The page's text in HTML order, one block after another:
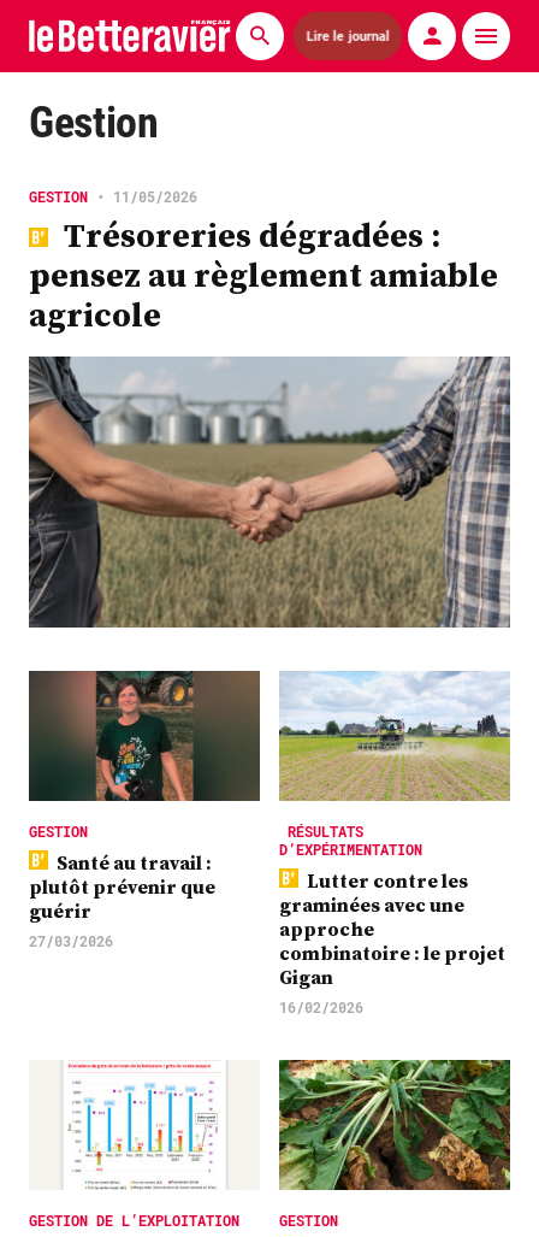
Lire le journal
Actualités
Agronomie
Matériels
La technique ITB
Pommes de terre
Guides pratiques
Chasse
Plus
Gestion
GESTION • 11/05/2026
Trésoreries dégradées :
pensez au règlement amiable
agricole
GESTION
Santé au travail :
plutôt prévenir que
guérir
27/03/2026
RÉSULTATS
D’EXPÉRIMENTATION
Lutter contre les
graminées avec une
approche
combinatoire : le projet
Gigan
16/02/2026
GESTION DE L’EXPLOITATION GESTION